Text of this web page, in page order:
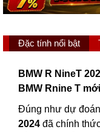
Đặc tính nổi bật
BMW R NineT
BMW Rnine T
Đúng như dự
2024 đã chính